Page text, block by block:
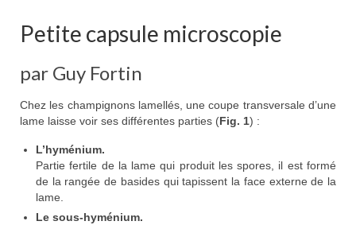
Petite capsule microscopie
par Guy Fortin
Chez les champignons lamellés, une coupe transversale d’une
lame laisse voir ses différentes parties (Fig. 1) :
L’hyménium.
Partie fertile de la lame qui produit les spores, il est formé
de la rangée de basides qui tapissent la face externe de la
lame.
Le sous-hyménium.